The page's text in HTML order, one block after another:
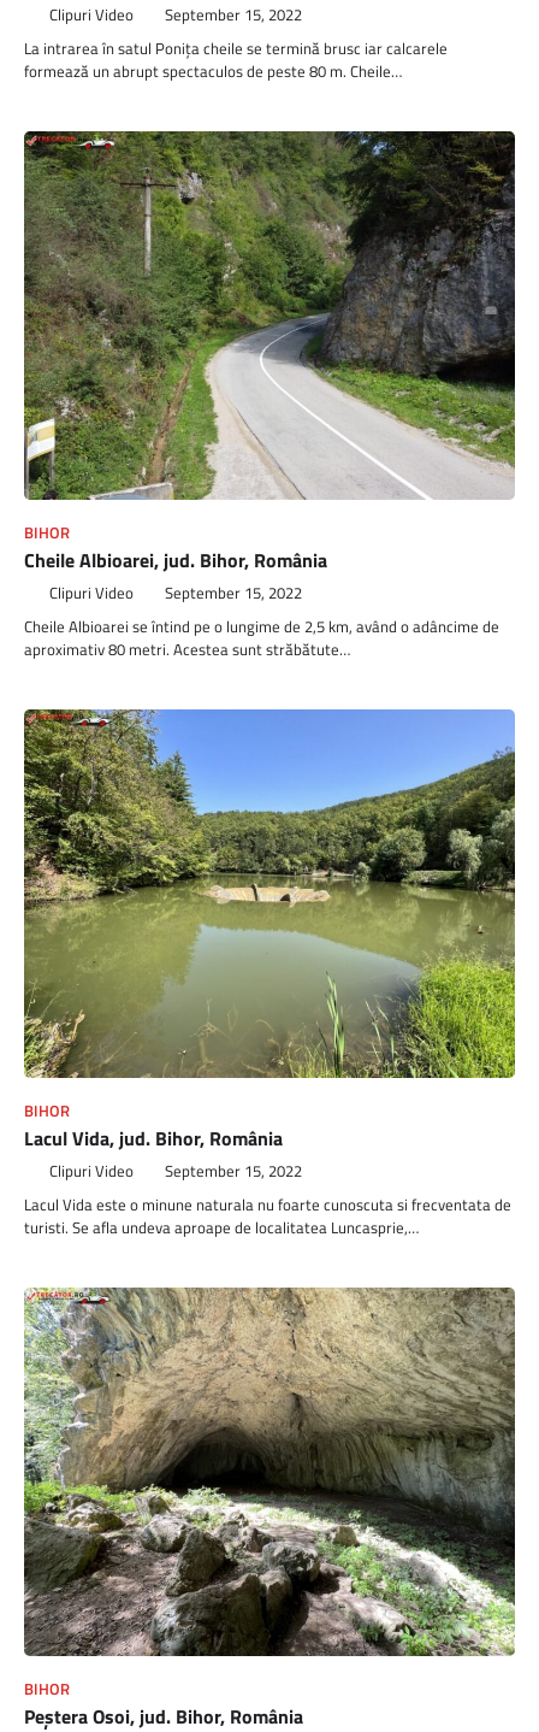
Clipuri Video September 15, 2022
La intrarea în satul Ponița cheile se termină brusc iar calcarele
formează un abrupt spectaculos de peste 80 m. Cheile…
BIHOR
Cheile Albioarei, jud. Bihor, România
Clipuri Video September 15, 2022
Cheile Albioarei se întind pe o lungime de 2,5 km, având o adâncime de
aproximativ 80 metri. Acestea sunt străbătute…
BIHOR
Lacul Vida, jud. Bihor, România
Clipuri Video September 15, 2022
Lacul Vida este o minune naturala nu foarte cunoscuta si frecventata de
turisti. Se afla undeva aproape de localitatea Luncasprie,…
BIHOR
Peștera Osoi, jud. Bihor, România